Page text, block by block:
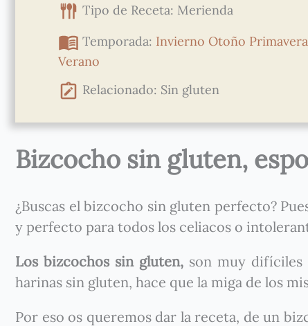
Tipo de Receta: Merienda
Temporada: Invierno Otoño Primavera
Verano
Relacionado: Sin gluten
Bizcocho sin gluten,
¿Buscas el bizcocho sin gluten perfecto?
y perfecto para todos los celiacos o
Los bizcochos sin gluten, son muy difíciles
harinas sin gluten, hace que la miga de los
Por eso os queremos dar la receta, de un